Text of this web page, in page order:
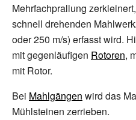
Mehrfachprallung
schnell drehenden
oder 250 m/s) erfasst wird.
mit gegenläufigen Rotoren,
mit Rotor.
Bei Mahlgängen wird das
Mühlsteinen zerrieben.